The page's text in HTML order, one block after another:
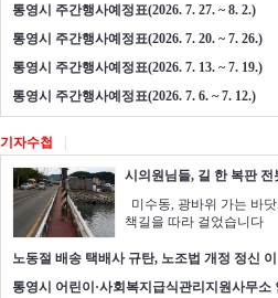
통영시 주간행사예정표(2026. 7. 27. ~ 8. 2.)
통영시 주간행사예정표(2026. 7. 20. ~ 7. 26.)
통영시 주간행사예정표(2026. 7. 13. ~ 7. 19.)
통영시 주간행사예정표(2026. 7. 6. ~ 7. 12.)
기자수첩 |
시의원님들, 길 한 복판 전
미수동, 광바위 가는 바
책길을 따라 걸었습니다
노동절 배송 택배사 규탄, 노조법 개정 정신 이
통영시 어린이·사회복지급식관리지원사무소